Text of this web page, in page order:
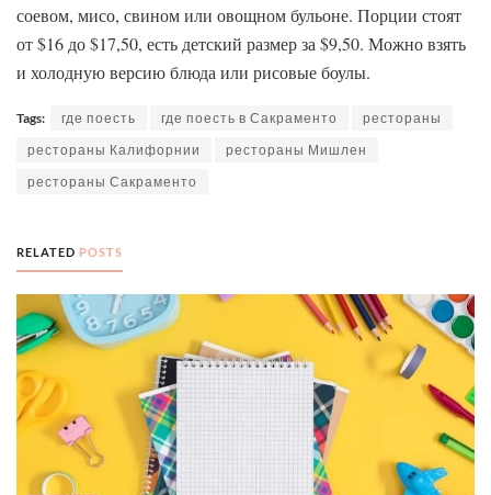
соевом, мисо, свином или овощном бульоне. Порции стоят
от $16 до $17,50, есть детский размер за $9,50. Можно взять
и холодную версию блюда или рисовые боулы.
Tags: где поесть где поесть в Сакраменто
рестораны
рестораны Калифорнии
рестораны Мишлен
рестораны Сакраменто
RELATED POSTS